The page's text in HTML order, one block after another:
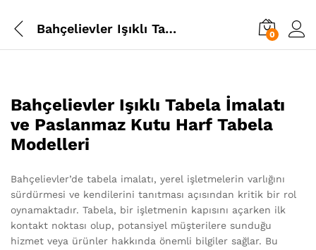
Bahçelievler Işıklı Tabela İmalatı 0
Bahçelievler Işıklı Tabela İmalatı
ve Paslanmaz Kutu Harf Tabela
Modelleri
Bahçelievler’de tabela imalatı, yerel işletmelerin varlığını
sürdürmesi ve kendilerini tanıtması açısından kritik bir rol
oynamaktadır. Tabela, bir işletmenin kapısını açarken ilk
kontakt noktası olup, potansiyel müşterilere sunduğu
hizmet veya ürünler hakkında önemli bilgiler sağlar. Bu